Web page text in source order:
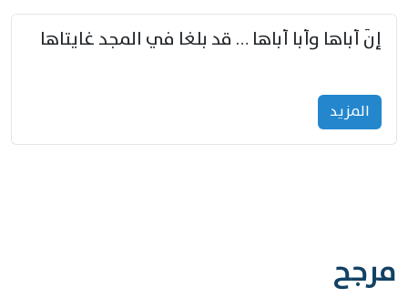
إنّ أباها وأبا أباها … قد بلغا في المجد غايتاها
المزید
مرجح